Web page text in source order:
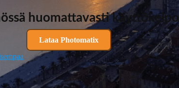
huomattavasti
Lataa Photomatix